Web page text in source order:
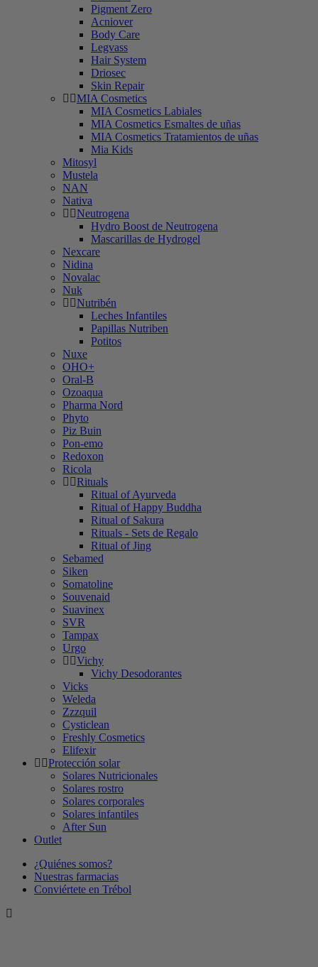
Pigment Zero
Acniover
Body Care
Legvass
Hair System
Driosec
Skin Repair
MIA Cosmetics
MIA Cosmetics Labiales
MIA Cosmetics Esmaltes de uñas
MIA Cosmetics Tratamientos de uñas
Mia Kids
Mitosyl
Mustela
NAN
Nativa
Neutrogena
Hydro Boost de Neutrogena
Mascarillas de Hydrogel
Nexcare
Nidina
Novalac
Nuk
Nutribén
Leches Infantiles
Papillas Nutriben
Potitos
Nuxe
OHO+
Oral-B
Ozoaqua
Pharma Nord
Phyto
Piz Buin
Pon-emo
Redoxon
Ricola
Rituals
Ritual of Ayurveda
Ritual of Happy Buddha
Ritual of Sakura
Rituals - Sets de Regalo
Ritual of Jing
Sebamed
Siken
Somatoline
Souvenaid
Suavinex
SVR
Tampax
Urgo
Vichy
Vichy Desodorantes
Vicks
Weleda
Zzzquil
Cysticlean
Freshly Cosmetics
Elifexir
Protección solar
Solares Nutricionales
Solares rostro
Solares corporales
Solares infantiles
After Sun
Outlet
¿Quiénes somos?
Nuestras farmacias
Conviértete en Trébol